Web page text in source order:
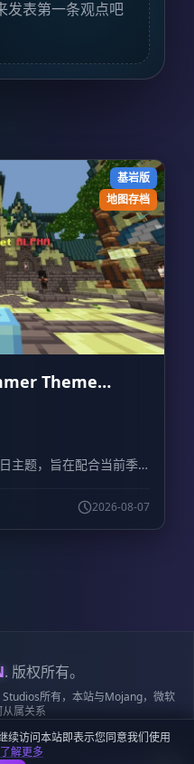
发表第一条观点吧
基岩版
地图存档
Theme
主题，旨在配合当前季
2026-08-07
. 版权所有。
所有，本站与Mojang，微软
属关系
地图鄂ICP备19018284号-6
号
续访问本站即表示您同意我们使用
了解更多